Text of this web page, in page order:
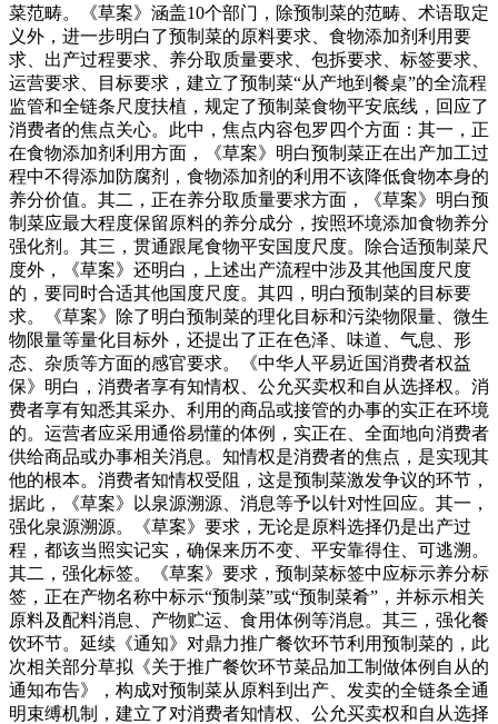
菜范畴。《草案》涵盖10个部门，除预制菜的范畴、术语取定
义外，进一步明白了预制菜的原料要求、食物添加剂利用要
求、出产过程要求、养分取质量要求、包拆要求、标签要求、
运营要求、目标要求，建立了预制菜“从产地到餐桌”的全流程
监管和全链条尺度扶植，规定了预制菜食物平安底线，回应了
消费者的焦点关心。此中，焦点内容包罗四个方面：其一，正
在食物添加剂利用方面，《草案》明白预制菜正在出产加工过
程中不得添加防腐剂，食物添加剂的利用不该降低食物本身的
养分价值。其二，正在养分取质量要求方面，《草案》明白预
制菜应最大程度保留原料的养分成分，按照环境添加食物养分
强化剂。其三，贯通跟尾食物平安国度尺度。除合适预制菜尺
度外，《草案》还明白，上述出产流程中涉及其他国度尺度
的，要同时合适其他国度尺度。其四，明白预制菜的目标要
求。《草案》除了明白预制菜的理化目标和污染物限量、微生
物限量等量化目标外，还提出了正在色泽、味道、气息、形
态、杂质等方面的感官要求。《中华人平易近国消费者权益
保》明白，消费者享有知情权、公允买卖权和自从选择权。消
费者享有知悉其采办、利用的商品或接管的办事的实正在环境
的。运营者应采用通俗易懂的体例，实正在、全面地向消费者
供给商品或办事相关消息。知情权是消费者的焦点，是实现其
他的根本。消费者知情权受阻，这是预制菜激发争议的环节，
据此，《草案》以泉源溯源、消息等予以针对性回应。其一，
强化泉源溯源。《草案》要求，无论是原料选择仍是出产过
程，都该当照实记实，确保来历不变、平安靠得住、可逃溯。
其二，强化标签。《草案》要求，预制菜标签中应标示养分标
签，正在产物名称中标示“预制菜”或“预制菜肴”，并标示相关
原料及配料消息、产物贮运、食用体例等消息。其三，强化餐
饮环节。延续《通知》对鼎力推广餐饮环节利用预制菜的，此
次相关部分草拟《关于推广餐饮环节菜品加工制做体例自从的
通知布告》，构成对预制菜从原料到出产、发卖的全链条全通
明束缚机制，建立了对消费者知情权、公允买卖权和自从选择